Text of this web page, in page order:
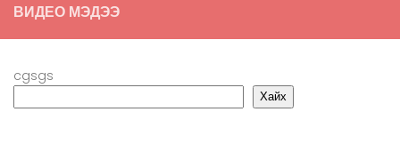
ВИДЕО МЭДЭЭ
cgsgs
Хайх